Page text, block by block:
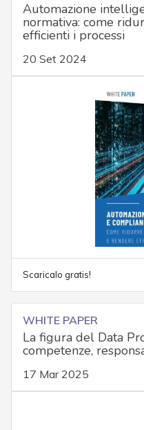
Automazione
normativa: come
efficienti i processi
20 Set 2024
Scaricalo gratis!
WHITE PAPER
La figura del Data
competenze,
17 Mar 2025